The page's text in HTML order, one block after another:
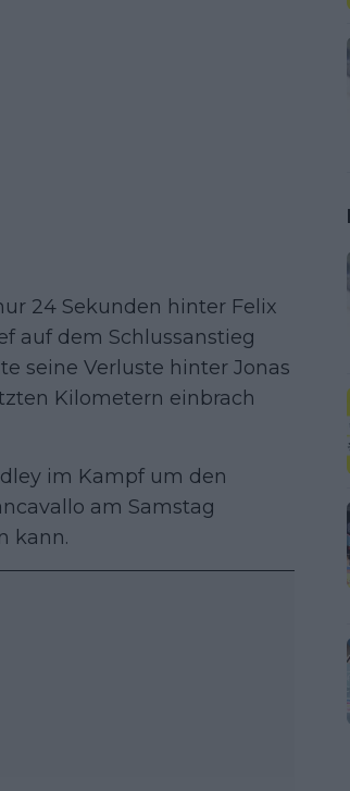
24 Sekunden hinter Felix
auf dem Schlussanstieg
seine Verluste hinter Jonas
Kilometern einbrach
im Kampf um den
am Samstag
kann.